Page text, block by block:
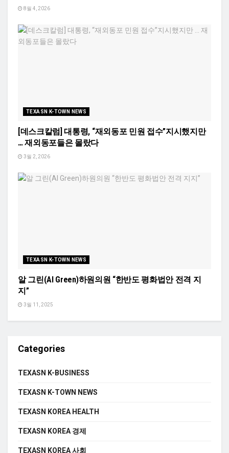
8월 4, 2026
TEXASN K-TOWN NEWS
[데스크칼럼] 대통령, “재외동포 민원 접수”지시했지만
… 재외동포들은 몰랐다
3월 2, 2026
TEXASN K-TOWN NEWS
알 그린(Al Green)하원의원 “한반도 평화법안 전격 지
지”
3월 11, 2025
Categories
TEXASN K-BUSINESS
TEXASN K-TOWN NEWS
TEXASN KOREA HEALTH
TEXASN KOREA 경제
TEXASN KOREA 사회